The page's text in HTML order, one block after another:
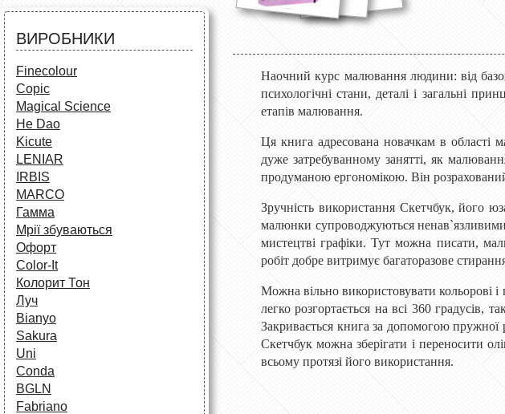
Аксесуари для школярів
ВИРОБНИКИ
Finecolour
Copic
Magical Science
He Dao
Kicute
LENIAR
IRBIS
MARCO
Гамма
Мрії збуваються
Офорт
Сolor-It
Колорит Тон
Луч
Bianyo
Sakura
Uni
Conda
BGLN
Fabriano
Наочний курс малювання людини: від
психологічні стани, деталі і загальні
етапів малювання.
Ця книга адресована новачкам в області
дуже затребуванному занятті, як
продуманою ергономікою. Він
Зручність використання Скетчбук, його
малюнки супроводжуються
мистецтві графіки. Тут можна писати,
робіт добре витримує багаторазове
Можна вільно використовувати кольорові і
легко розгортається на всі 360 градусів,
Закривається книга за допомогою
Скетчбук можна зберігати і переносити
всьому протязі його використання.